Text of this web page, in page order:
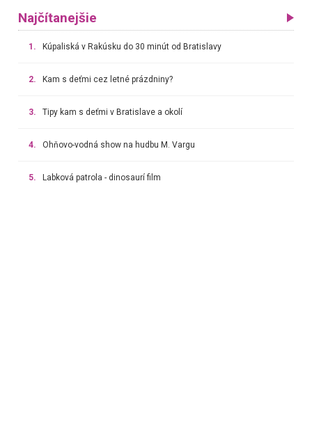
Najčítanejšie
1. Kúpaliská v Rakúsku do 30 minút od Bratislavy
2. Kam s deťmi cez letné prázdniny?
3. Tipy kam s deťmi v Bratislave a okolí
4. Ohňovo-vodná show na hudbu M. Vargu
5. Labková patrola - dinosaurí film